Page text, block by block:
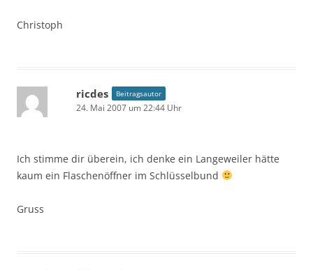
Christoph
ricdes Beitragsautor
24. Mai 2007 um 22:44 Uhr
Ich stimme dir überein, ich denke ein Langeweiler hätte
kaum ein Flaschenöffner im Schlüsselbund
Gruss